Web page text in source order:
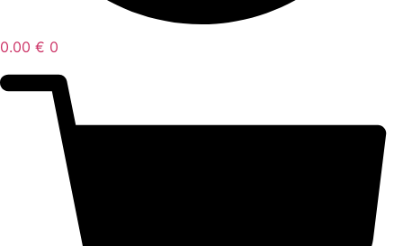
0.00 € 0